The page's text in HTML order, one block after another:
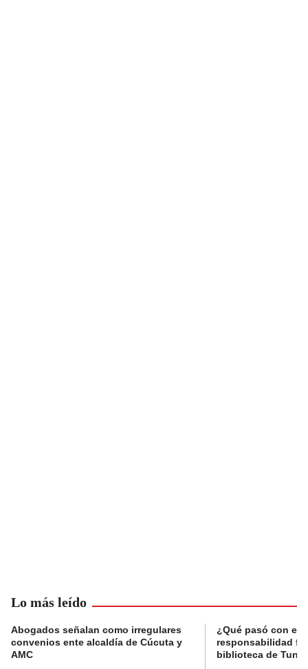
Lo más leído
Abogados señalan como irregulares
convenios ente alcaldía de Cúcuta y
AMC
¿Qué pasó con el
responsabilidad
biblioteca de